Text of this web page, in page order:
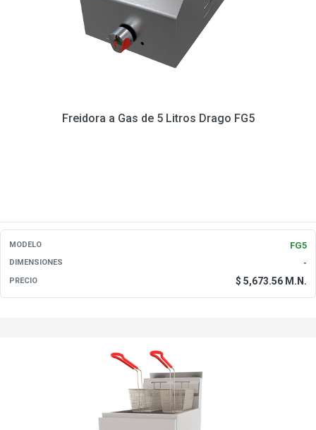
Freidora a Gas de 5 Litros Drago FG5
MODELO FG5
DIMENSIONES -
PRECIO $ 5,673.56 M.N.